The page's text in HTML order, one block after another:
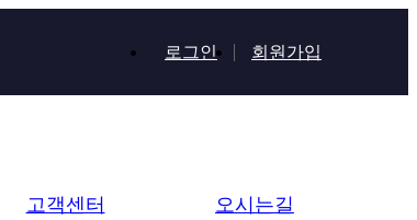
회원가입
로그인
고객센터 오시는길